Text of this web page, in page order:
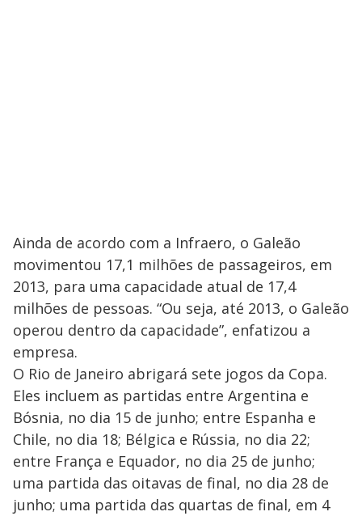
Ainda de acordo com a Infraero, o Galeão
movimentou 17,1 milhões de passageiros, em
2013, para uma capacidade atual de 17,4
milhões de pessoas. “Ou seja, até 2013, o Galeão
operou dentro da capacidade”, enfatizou a
empresa.
O Rio de Janeiro abrigará sete jogos da Copa.
Eles incluem as partidas entre Argentina e
Bósnia, no dia 15 de junho; entre Espanha e
Chile, no dia 18; Bélgica e Rússia, no dia 22;
entre França e Equador, no dia 25 de junho;
uma partida das oitavas de final, no dia 28 de
junho; uma partida das quartas de final, em 4